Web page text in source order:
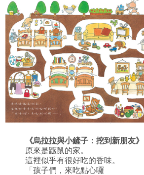
《烏拉拉與小鏟子：挖到新朋友》
原來是鼴鼠的家。
這裡似乎有很好吃的香味。
「孩子們，來吃點心囉